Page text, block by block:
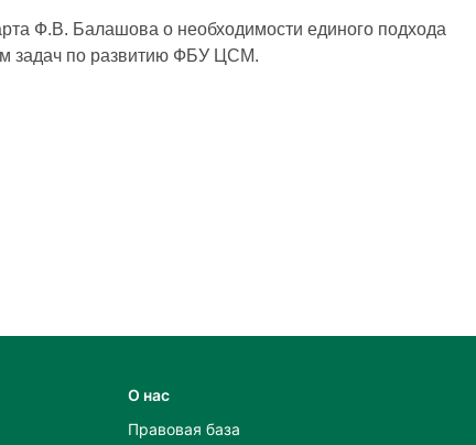
Ф.В. Балашова о необходимости единого подхода
задач по развитию ФБУ ЦСМ.
О нас
Правовая база